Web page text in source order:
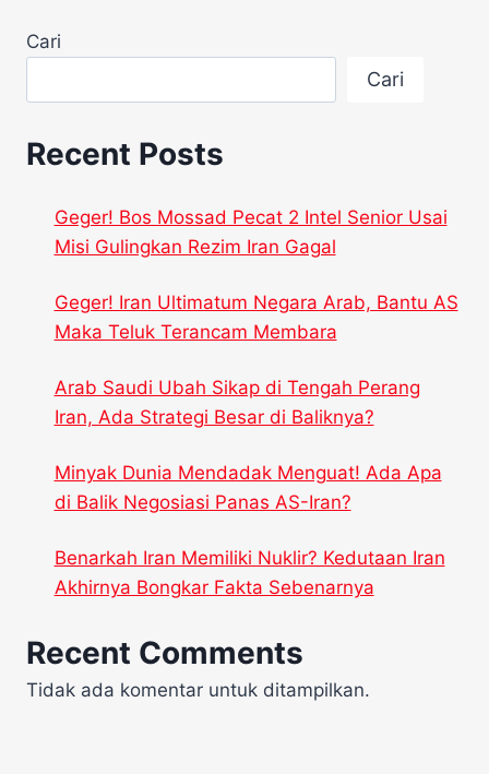
Cari
Cari
Recent Posts
Geger! Bos Mossad Pecat 2 Intel Senior Usai
Misi Gulingkan Rezim Iran Gagal
Geger! Iran Ultimatum Negara Arab, Bantu AS
Maka Teluk Terancam Membara
Arab Saudi Ubah Sikap di Tengah Perang
Iran, Ada Strategi Besar di Baliknya?
Minyak Dunia Mendadak Menguat! Ada Apa
di Balik Negosiasi Panas AS-Iran?
Benarkah Iran Memiliki Nuklir? Kedutaan Iran
Akhirnya Bongkar Fakta Sebenarnya
Recent Comments
Tidak ada komentar untuk ditampilkan.